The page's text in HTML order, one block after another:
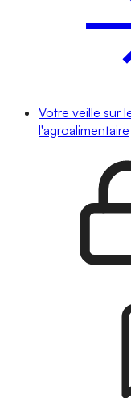
Votre veille sur
l'agroalimentaire